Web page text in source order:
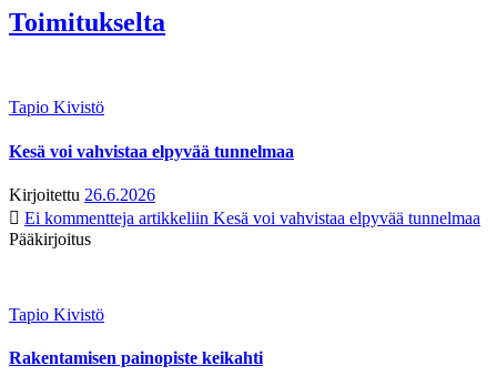
Toimitukselta
Tapio Kivistö
Kesä voi vahvistaa elpyvää tunnelmaa
Kirjoitettu 26.6.2026
Ei kommentteja artikkeliin Kesä voi vahvistaa elpyvää tunnelmaa
Pääkirjoitus
Tapio Kivistö
Rakentamisen painopiste keikahti